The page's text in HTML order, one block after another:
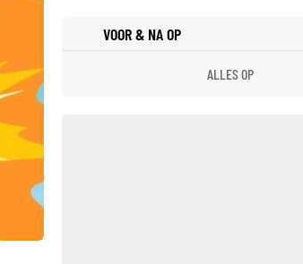
VOOR & NA OP
ALLES OP